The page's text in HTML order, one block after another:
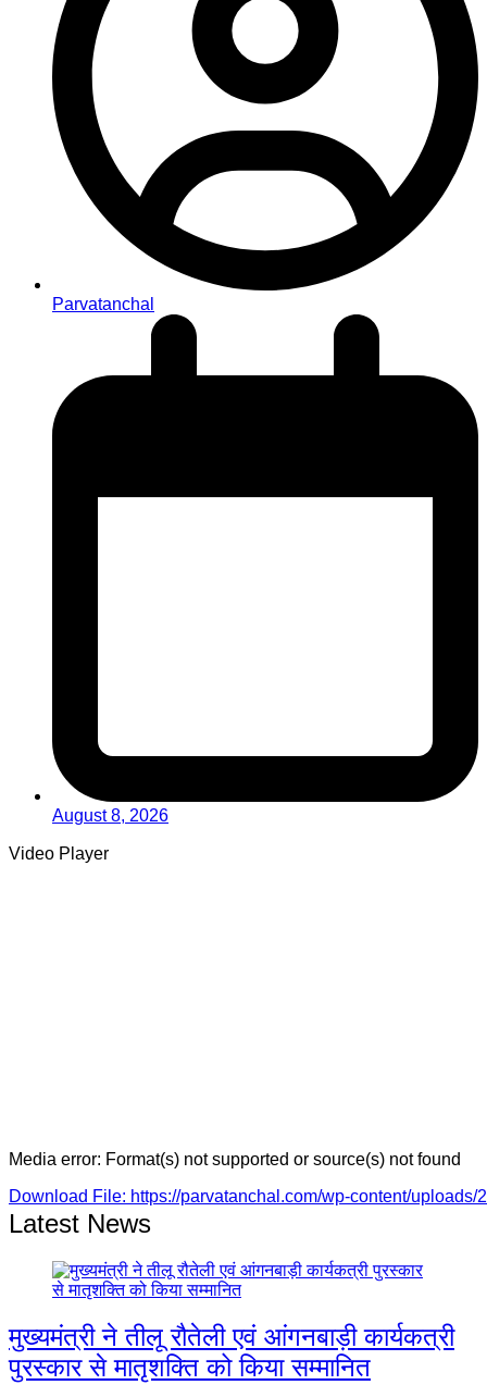
Parvatanchal
August 8, 2026
Video Player
Media error: Format(s) not supported or source(s) not found
Download File: https://parvatanchal.com/wp-content/
Latest News
मुख्यमंत्री ने तीलू रौतेली एवं आंगनबाड़ी कार्यकत्री
पुरस्कार से मातृशक्ति को किया सम्मानित